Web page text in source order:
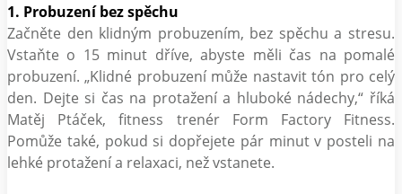
1. Probuzení bez spěchu
Začněte den klidným probuzením, bez spěchu a stresu.
Vstaňte o 15 minut dříve, abyste měli čas na pomalé
probuzení. „Klidné probuzení může nastavit tón pro celý
den. Dejte si čas na protažení a hluboké nádechy,“ říká
Matěj Ptáček, fitness trenér Form Factory Fitness.
Pomůže také, pokud si dopřejete pár minut v posteli na
lehké protažení a relaxaci, než vstanete.